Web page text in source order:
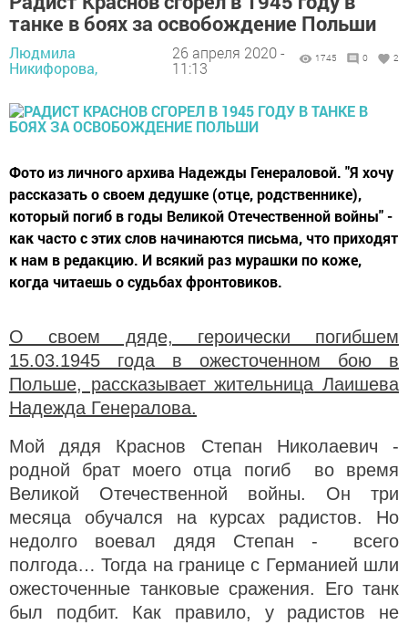
танке в боях за освобождение Польши
Людмила
Никифорова,
26 апреля 2020 -
11:13
1745 0 2
Фото из личного архива Надежды Генераловой. "Я хочу
рассказать о своем дедушке (отце, родственнике),
который погиб в годы Великой Отечественной войны" -
как часто с этих слов начинаются письма, что приходят
к нам в редакцию. И всякий раз мурашки по коже,
когда читаешь о судьбах фронтовиков.
О своем дяде, героически погибшем
15.03.1945 года в ожесточенном бою в
Польше, рассказывает жительница Лаишева
Надежда Генералова.
Мой дядя Краснов Степан Николаевич -
родной брат моего отца погиб во время
Великой Отечественной войны. Он три
месяца обучался на курсах радистов. Но
недолго воевал дядя Степан - всего
полгода… Тогда на границе с Германией шли
ожесточенные танковые сражения. Его танк
был подбит. Как правило, у радистов не